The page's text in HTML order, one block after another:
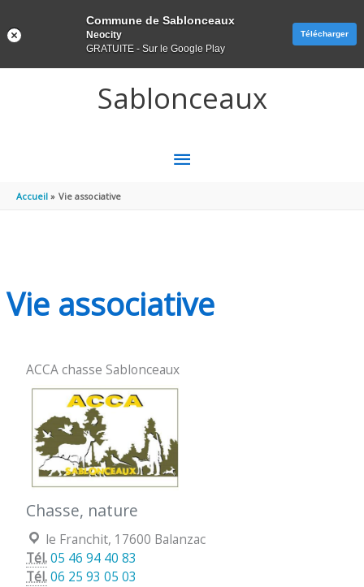
Sablonceaux
MENU
Accueil Vie associative
Vie associative
ACCA chasse Sablonceaux
Chasse, nature
Localisation :
le Franchit, 17600 Balanzac
Tél.05 46 94 40 83
Tél.06 25 93 05 03
Commune de Sablonceaux
Neocity
GRATUITE - Sur le Google Play
Télécharger